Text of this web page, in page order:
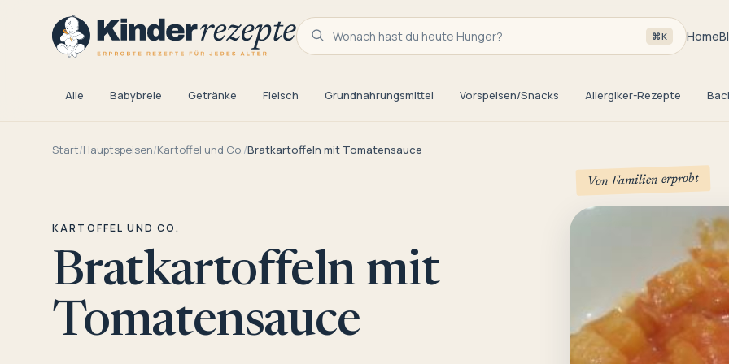
Wonach hast du heute Hunger? ⌘K Home
Alle Babybreie Getränke Fleisch Grundnahrungsmittel Vorspeisen/Snacks Allergiker-Rezepte
Start/Hauptspeisen/Kartoffel und Co./Bratkartoffeln mit Tomatensauce
KARTOFFEL UND CO.
Bratkartoffeln mit
Tomatensauce
Von Familien erprobt